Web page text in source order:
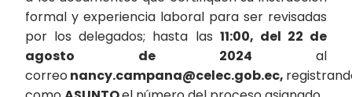
formal y experiencia laboral para ser revisadas
por los delegados; hasta las 11:00, del 22 de
agosto de 2024 al
correo nancy.campana@celec.gob.ec,